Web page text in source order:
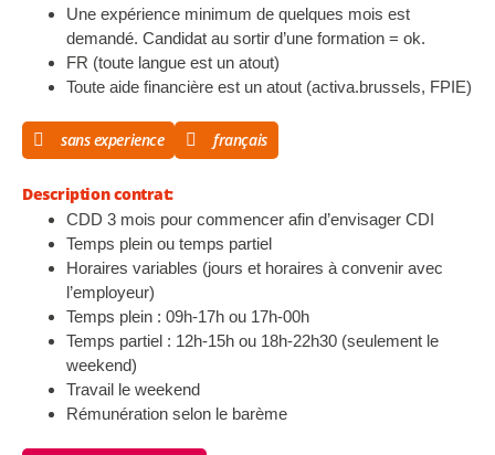
Une expérience minimum de quelques mois est
demandé. Candidat au sortir d’une formation = ok.
FR (toute langue est un atout)
Toute aide financière est un atout (activa.brussels, FPIE)
sans experience français
Description contrat:
CDD 3 mois pour commencer afin d’envisager CDI
Temps plein ou temps partiel
Horaires variables (jours et horaires à convenir avec
l’employeur)
Temps plein : 09h-17h ou 17h-00h
Temps partiel : 12h-15h ou 18h-22h30 (seulement le
weekend)
Travail le weekend
Rémunération selon le barème